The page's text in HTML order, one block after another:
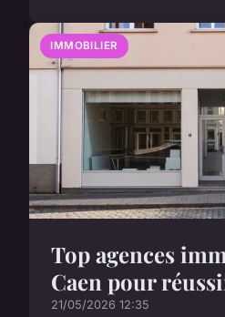
IMMOBILIER
Top agences
Caen pour
21/05/2026 12:35